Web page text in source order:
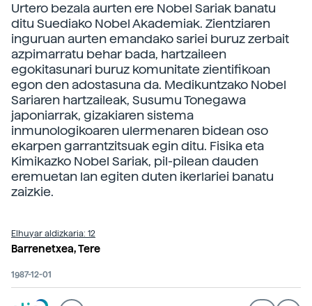
Urtero bezala aurten ere Nobel Sariak banatu
ditu Suediako Nobel Akademiak. Zientziaren
inguruan aurten emandako sariei buruz zerbait
azpimarratu behar bada, hartzaileen
egokitasunari buruz komunitate zientifikoan
egon den adostasuna da. Medikuntzako Nobel
Sariaren hartzaileak, Susumu Tonegawa
japoniarrak, gizakiaren sistema
inmunologikoaren ulermenaren bidean oso
ekarpen garrantzitsuak egin ditu. Fisika eta
Kimikazko Nobel Sariak, pil-pilean dauden
eremuetan lan egiten duten ikerlariei banatu
zaizkie.
Elhuyar aldizkaria: 12
Barrenetxea, Tere
1987-12-01